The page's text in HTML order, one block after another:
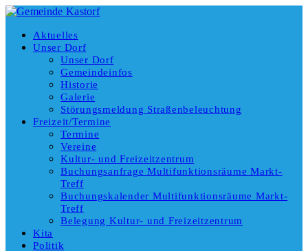
Aktuelles
Unser Dorf
Unser Dorf
Gemeindeinfos
Historie
Galerie
Störungsmeldung Straßenbeleuchtung
Freizeit/Termine
Termine
Vereine
Kultur- und Freizeitzentrum
Buchungsanfrage Multifunktionsräume Markt-
Treff
Buchungskalender Multifunktionsräume Markt-
Treff
Belegung Kultur- und Freizeitzentrum
Kita
Politik